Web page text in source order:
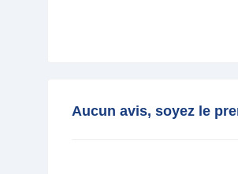
Aucun avis, soyez le